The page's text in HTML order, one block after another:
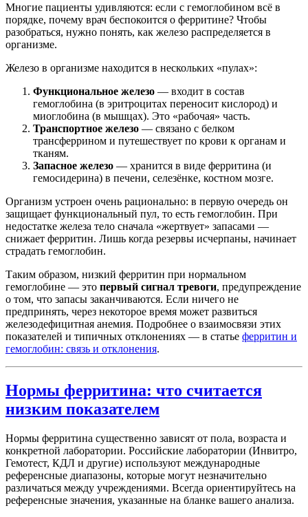
Многие пациенты удивляются: если с гемоглобином всё в
порядке, почему врач беспокоится о ферритине? Чтобы
разобраться, нужно понять, как железо распределяется в
организме.
Железо в организме находится в нескольких «пулах»:
Функциональное железо — входит в состав
гемоглобина (в эритроцитах переносит кислород) и
миоглобина (в мышцах). Это «рабочая» часть.
Транспортное железо — связано с белком
трансферрином и путешествует по крови к органам и
тканям.
Запасное железо — хранится в виде ферритина (и
гемосидерина) в печени, селезёнке, костном мозге.
Организм устроен очень рационально: в первую очередь он
защищает функциональный пул, то есть гемоглобин. При
недостатке железа тело сначала «жертвует» запасами —
снижает ферритин. Лишь когда резервы исчерпаны, начинает
страдать гемоглобин.
Таким образом, низкий ферритин при нормальном
гемоглобине — это первый сигнал тревоги, предупреждение
о том, что запасы заканчиваются. Если ничего не
предпринять, через некоторое время может развиться
железодефицитная анемия. Подробнее о взаимосвязи этих
показателей и типичных отклонениях — в статье ферритин и
гемоглобин: связь и отклонения.
Нормы ферритина: что считается
низким показателем
Нормы ферритина существенно зависят от пола, возраста и
конкретной лаборатории. Российские лаборатории (Инвитро,
Гемотест, КДЛ и другие) используют международные
референсные диапазоны, которые могут незначительно
различаться между учреждениями. Всегда ориентируйтесь на
референсные значения, указанные на бланке вашего анализа.